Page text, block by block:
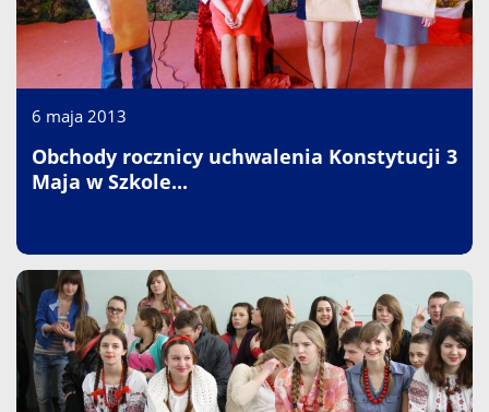
6 maja 2013
Obchody rocznicy uchwalenia Konstytucji 3
Maja w Szkole...